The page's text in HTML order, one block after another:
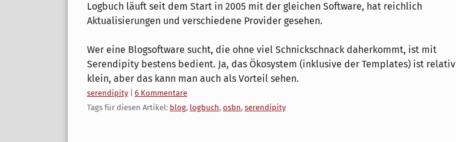
Logbuch läuft seit dem Start in 2005 mit der gleichen Software, hat reichlich
Aktualisierungen und verschiedene Provider gesehen.
Wer eine Blogsoftware sucht, die ohne viel Schnickschnack daherkommt, ist mit
Serendipity bestens bedient. Ja, das Ökosystem (inklusive der Templates) ist relativ
klein, aber das kann man auch als Vorteil sehen.
Kategorien:
serendipity| 6 Kommentare
Tags für diesen Artikel: blog, logbuch, osbn, serendipity